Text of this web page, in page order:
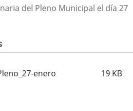
del Pleno Municipal el día 27
enero 19 KB